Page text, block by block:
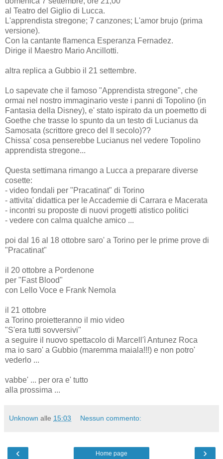
al Teatro del Giglio di Lucca.
L'apprendista stregone; 7 canzones; L'amor brujo (prima
versione).
Con la cantante flamenca Esperanza Fernadez.
Dirige il Maestro Mario Ancillotti.
altra replica a Gubbio il 21 settembre.
Lo sapevate che il famoso "Apprendista stregone", che
ormai nel nostro immaginario veste i panni di Topolino (in
Fantasia della Disney), e' stato ispirato da un poemetto di
Goethe che trasse lo spunto da un testo di Lucianus da
Samosata (scrittore greco del II secolo)??
Chissa' cosa penserebbe Lucianus nel vedere Topolino
apprendista stregone...
Questa settimana rimango a Lucca a preparare diverse
cosette:
- video fondali per "Pracatinat" di Torino
- attivita' didattica per le Accademie di Carrara e Macerata
- incontri su proposte di nuovi progetti atistico politici
- vedere con calma qualche amico ...
poi dal 16 al 18 ottobre saro' a Torino per le prime prove di
"Pracatinat"
il 20 ottobre a Pordenone
per "Fast Blood"
con Lello Voce e Frank Nemola
il 21 ottobre
a Torino proietteranno il mio video
"S'era tutti sovversivi"
a seguire il nuovo spettacolo di Marcell'ì Antunez Roca
ma io saro' a Gubbio (maremma maiala!!!) e non potro'
vederlo ...
vabbe' ... per ora e' tutto
alla prossima ...
Unknown alle 15:03 Nessun commento:
‹ ›
Home page